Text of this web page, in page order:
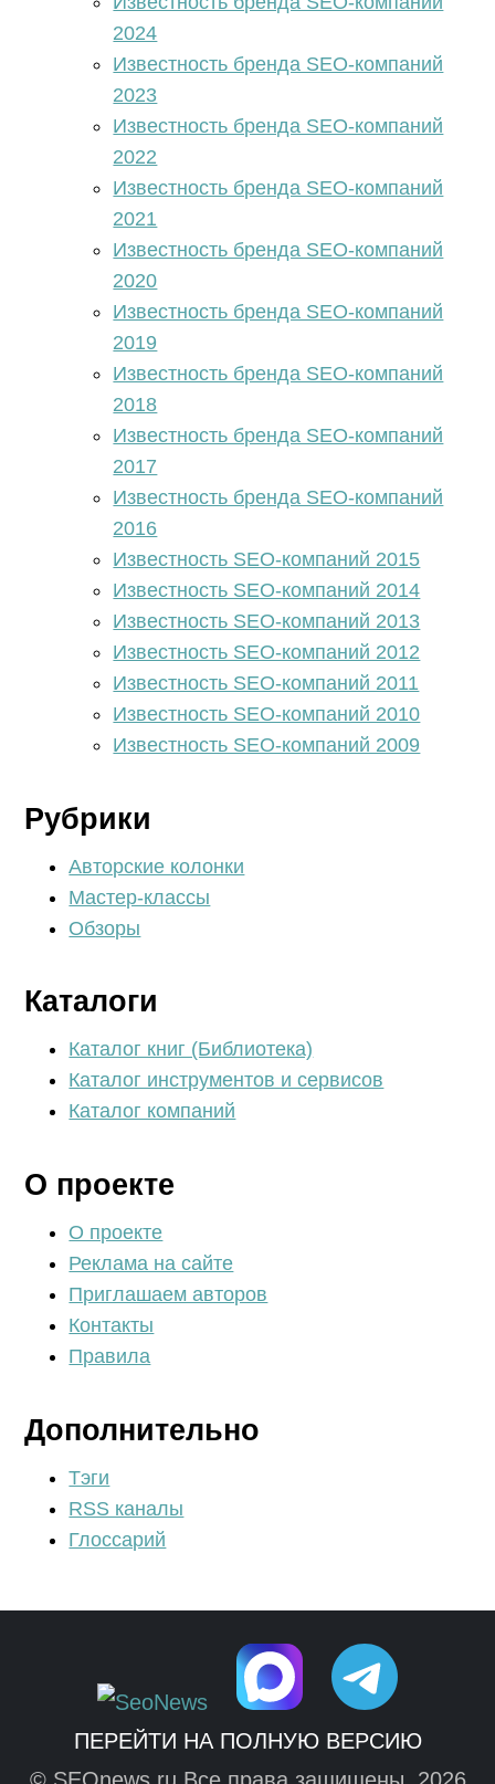
2024
Известность бренда SEO-компаний
2023
Известность бренда SEO-компаний
2022
Известность бренда SEO-компаний
2021
Известность бренда SEO-компаний
2020
Известность бренда SEO-компаний
2019
Известность бренда SEO-компаний
2018
Известность бренда SEO-компаний
2017
Известность бренда SEO-компаний
2016
Известность SEO-компаний 2015
Известность SEO-компаний 2014
Известность SEO-компаний 2013
Известность SEO-компаний 2012
Известность SEO-компаний 2011
Известность SEO-компаний 2010
Известность SEO-компаний 2009
Рубрики
Авторские колонки
Мастер-классы
Обзоры
Каталоги
Каталог книг (Библиотека)
Каталог инструментов и сервисов
Каталог компаний
О проекте
О проекте
Реклама на сайте
Приглашаем авторов
Контакты
Правила
Дополнительно
Тэги
RSS каналы
Глоссарий
ПЕРЕЙТИ НА ПОЛНУЮ ВЕРСИЮ